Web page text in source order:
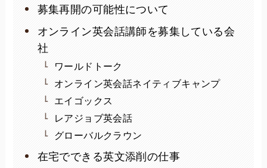
募集再開の可能性について
オンライン英会話講師を募集している会
社
ワールドトーク
オンライン英会話ネイティブキャンプ
エイゴックス
レアジョブ英会話
グローバルクラウン
在宅でできる英文添削の仕事